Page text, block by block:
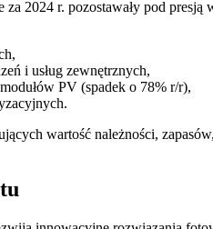
2024 r. pozostawały pod
i usług zewnętrznych,
PV (spadek o 78% r/r),
wartość należności,